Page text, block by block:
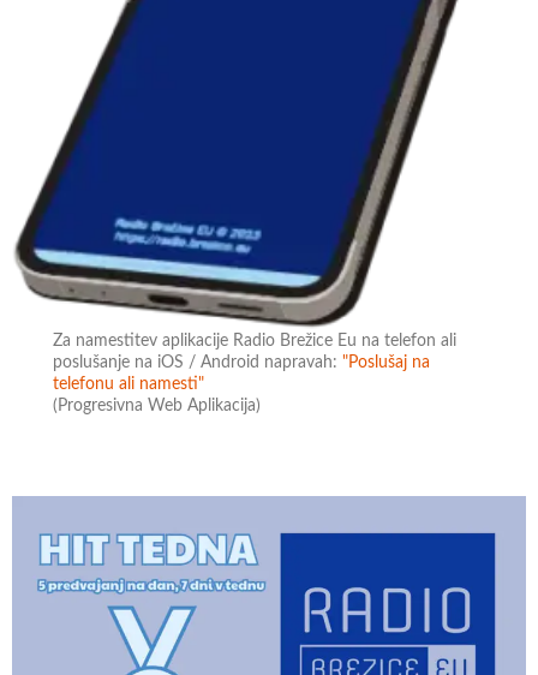
Za namestitev aplikacije Radio Brežice Eu na telefon ali
poslušanje na iOS / Android napravah:"Poslušaj na
telefonu ali namesti"
(Progresivna Web Aplikacija)